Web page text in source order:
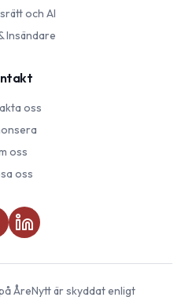
och AI
Insändare
oss
oss
oss
ÅreNyttär skyddat enligt